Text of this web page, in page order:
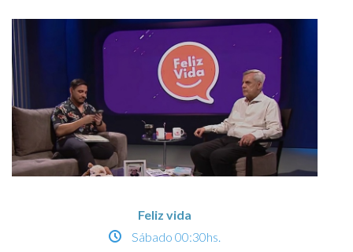
Feliz vida
Sábado 00:30hs.